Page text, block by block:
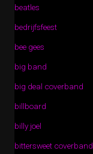
beatles
bedrijfsfeest
bee gees
big band
big deal coverband
billboard
billy joel
bittersweet coverband